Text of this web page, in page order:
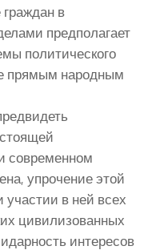
в
предполагает
политического
прямым народным
современном
упрочение этой
в ней всех
цивилизованных
интересов